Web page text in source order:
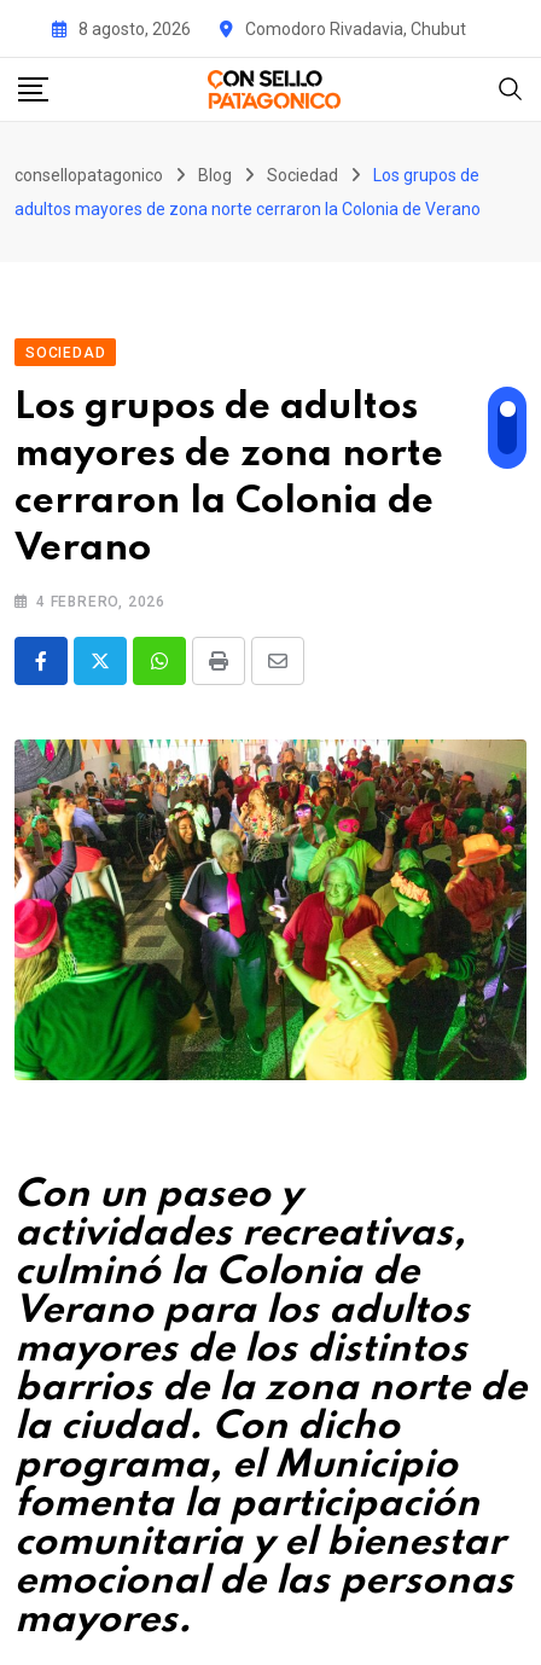
content
8 agosto, 2026 Comodoro Rivadavia, Chubut
consellopatagonico Blog Sociedad
Los grupos de
adultos mayores de zona norte cerraron la Colonia de Verano
SOCIEDAD
Los grupos de adultos
mayores de zona norte
cerraron la Colonia de
Verano
4 FEBRERO, 2026
WhatsappPrint
Share
Email
Con un paseo y
actividades recreativas,
culminó la Colonia de
Verano para los adultos
mayores de los distintos
barrios de la zona norte de
la ciudad. Con dicho
programa, el Municipio
fomenta la participación
comunitaria y el bienestar
emocional de las personas
mayores.